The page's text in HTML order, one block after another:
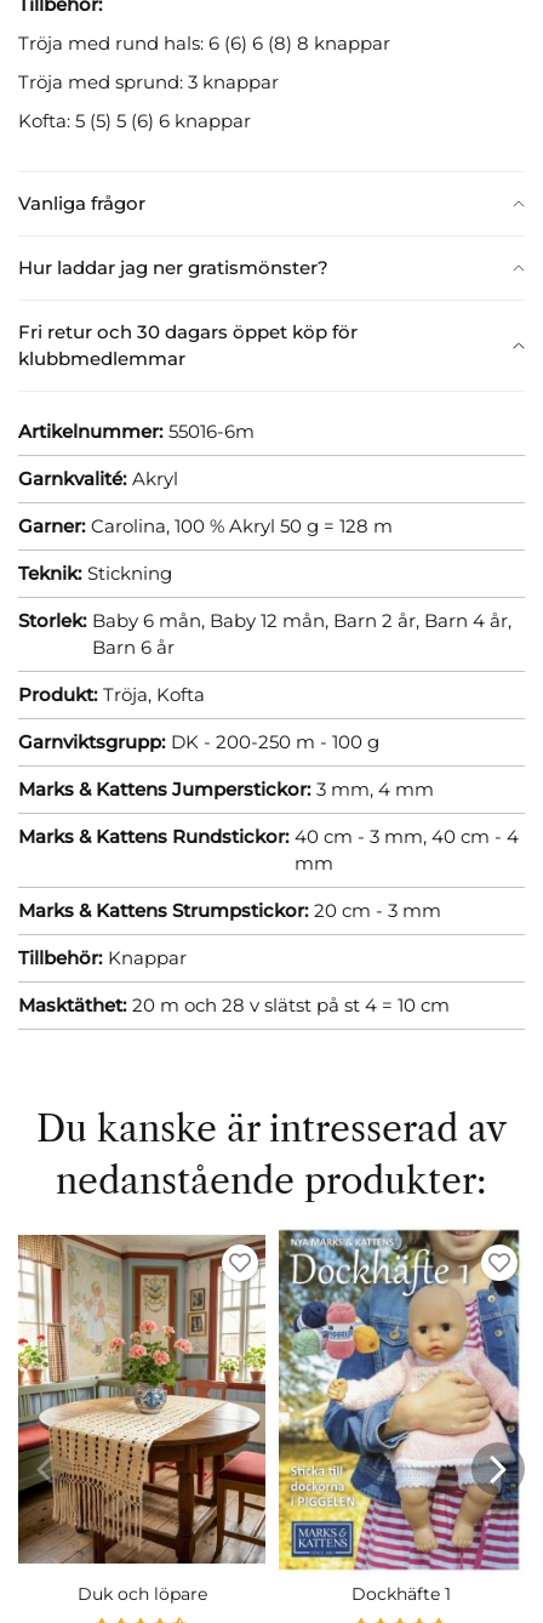
Vanliga frågor
Hur laddar jag ner gratismönster?
Fri retur och 30 dagars öppet köp för
klubbmedlemmar
Tröja med rund hals: 6 (6) 6 (8) 8 knappar
Tröja med sprund: 3 knappar
Kofta: 5 (5) 5 (6) 6 knappar
Artikelnummer: 55016-6m
Garnkvalité: Akryl
Garner: Carolina, 100 % Akryl 50 g = 128 m
Teknik: Stickning
Storlek: Baby 6 mån, Baby 12 mån, Barn 2 år, Barn 4 år,
Barn 6 år
Produkt: Tröja, Kofta
Garnviktsgrupp: DK - 200-250 m - 100 g
Marks & Kattens Jumperstickor: 3 mm, 4 mm
Marks & Kattens Rundstickor: 40 cm - 3 mm, 40 cm - 4
mm
Marks & Kattens Strumpstickor: 20 cm - 3 mm
Tillbehör: Knappar
Masktäthet: 20 m och 28 v slätst på st 4 = 10 cm
Du kanske är intresserad av
nedanstående produkter:
Duk och löpare Dockhäfte 1